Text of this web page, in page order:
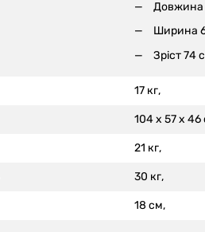
Довжина
Ширина
Зріст 74
17 кг,
104 x 57 x 46
21 кг,
30 кг,
18 см,